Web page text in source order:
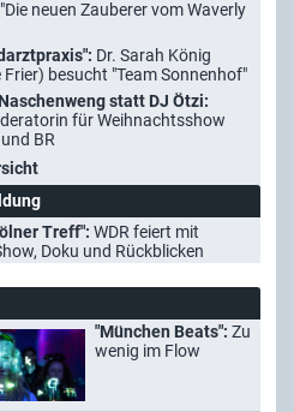
neuen Zauberer vom Waverly
Dr. Sarah König
Frier) besucht "Team Sonnenhof"
statt DJ Ötzi:
für Weihnachtsshow
BR
Treff": WDR feiert mit
Doku und Rückblicken
"München Beats": Zu
wenig im Flow